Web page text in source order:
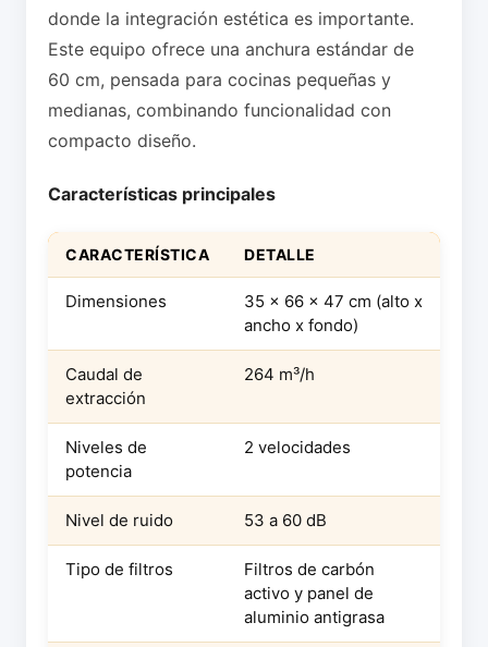
donde la integración estética es importante.
Este equipo ofrece una anchura estándar de
60 cm, pensada para cocinas pequeñas y
medianas, combinando funcionalidad con
compacto diseño.
Características principales
CARACTERÍSTICA DETALLE
Dimensiones
35 x 66 x 47 cm (alto x
ancho x fondo)
Caudal de
extracción
264 m³/h
Niveles de
potencia
2 velocidades
Nivel de ruido 53 a 60 dB
Tipo de filtros
Filtros de carbón
activo y panel de
aluminio antigrasa